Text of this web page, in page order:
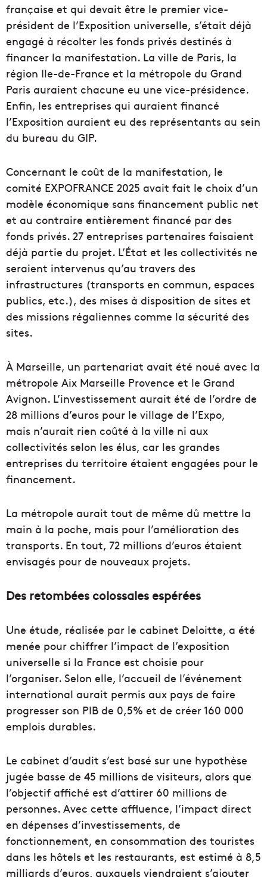
française et qui devait être le premier vice-
président de l’Exposition universelle, s’était déjà
engagé à récolter les fonds privés destinés à
financer la manifestation. La ville de Paris, la
région Ile-de-France et la métropole du Grand
Paris auraient chacune eu une vice-présidence.
Enfin, les entreprises qui auraient financé
l’Exposition auraient eu des représentants au sein
du bureau du GIP.
Concernant le coût de la manifestation, le
comité EXPOFRANCE 2025 avait fait le choix d’un
modèle économique sans financement public net
et au contraire entièrement financé par des
fonds privés. 27 entreprises partenaires faisaient
déjà partie du projet. L’État et les collectivités ne
seraient intervenus qu’au travers des
infrastructures (transports en commun, espaces
publics, etc.), des mises à disposition de sites et
des missions régaliennes comme la sécurité des
sites.
À Marseille, un partenariat avait été noué avec la
métropole Aix Marseille Provence et le Grand
Avignon. L’investissement aurait été de l’ordre de
28 millions d’euros pour le village de l’Expo,
mais n’aurait rien coûté à la ville ni aux
collectivités selon les élus, car les grandes
entreprises du territoire étaient engagées pour le
financement.
La métropole aurait tout de même dû mettre la
main à la poche, mais pour l’amélioration des
transports. En tout, 72 millions d’euros étaient
envisagés pour de nouveaux projets.
Des retombées colossales espérées
Une étude, réalisée par le cabinet Deloitte, a été
menée pour chiffrer l’impact de l’exposition
universelle si la France est choisie pour
l’organiser. Selon elle, l’accueil de l’événement
international aurait permis aux pays de faire
progresser son PIB de 0,5% et de créer 160 000
emplois durables.
Le cabinet d’audit s’est basé sur une hypothèse
jugée basse de 45 millions de visiteurs, alors que
l’objectif affiché est d’attirer 60 millions de
personnes. Avec cette affluence, l’impact direct
en dépenses d’investissements, de
fonctionnement, en consommation des touristes
dans les hôtels et les restaurants, est estimé à 8,5
milliards d’euros, auxquels viendraient s’ajouter